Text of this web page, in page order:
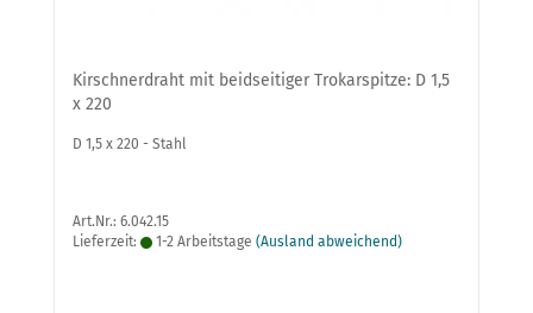
Kirschnerdraht mit beidseitiger Trokarspitze: D 1,5
x 220
D 1,5 x 220 - Stahl
Art.Nr.: 6.042.15
Lieferzeit:
1-2 Arbeitstage (Ausland abweichend)